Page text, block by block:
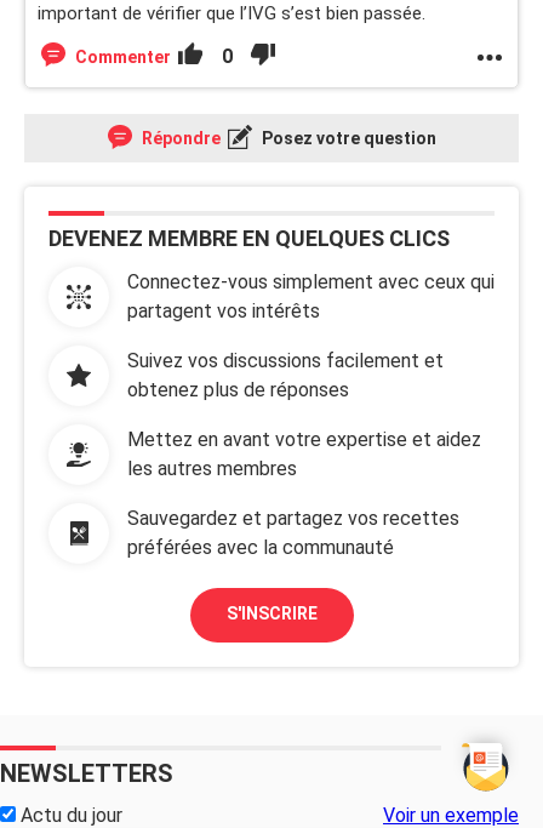
important de vérifier que l’IVG s’est bien passée.
Commenter 0
Répondre Posez votre question
DEVENEZ MEMBRE EN QUELQUES CLICS
Connectez-vous simplement avec ceux qui
partagent vos intérêts
Suivez vos discussions facilement et
obtenez plus de réponses
Mettez en avant votre expertise et aidez
les autres membres
Sauvegardez et partagez vos recettes
préférées avec la communauté
S'INSCRIRE
NEWSLETTERS
Actu du jour Voir un exemple